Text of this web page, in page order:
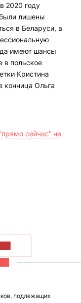
2020 году
лишены
в Беларуси, в
имеют шансы
в польское
Кристина
Ольга
сейчас” не
подлежащих